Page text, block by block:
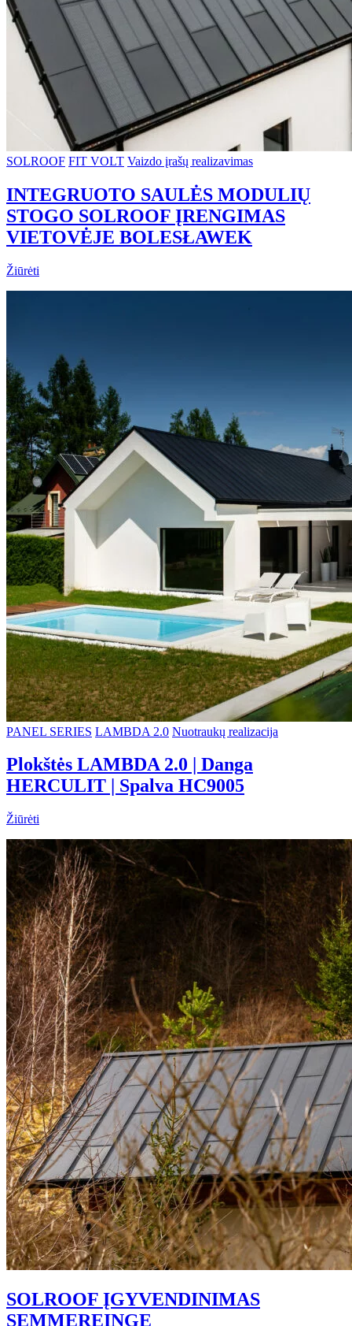
SOLROOF FIT VOLT Vaizdo įrašų realizavimas
INTEGRUOTO SAULĖS MODULIŲ
STOGO SOLROOF ĮRENGIMAS
VIETOVĖJE BOLESŁAWEK
Žiūrėti
PANEL SERIES LAMBDA 2.0 Nuotraukų realizacija
Plokštės LAMBDA 2.0 | Danga
HERCULIT | Spalva HC9005
Žiūrėti
SOLROOF ĮGYVENDINIMAS
SEMMEREINGE